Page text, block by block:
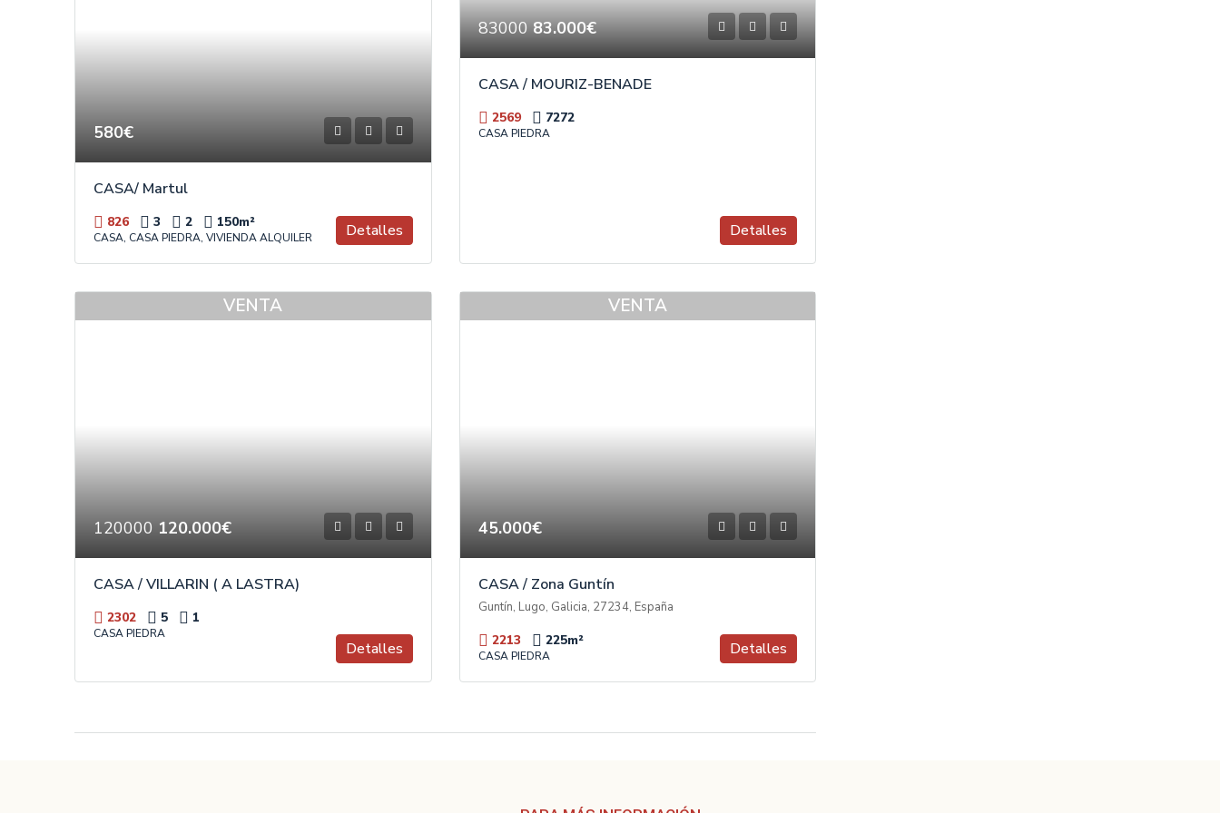
580€
CASA/ Martul
826 3 2 150m²
CASA, CASA PIEDRA, VIVIENDA ALQUILER Detalles
8300083.000€
CASA / MOURIZ-BENADE
2569 7272
CASA PIEDRA
Detalles
VENTA
120000 120.000€
CASA / VILLARIN ( A LASTRA)
2302 5 1
CASA PIEDRA
Detalles
VENTA
45.000€
CASA / Zona Guntín
Guntín, Lugo, Galicia, 27234, España
2213 225m²
CASA PIEDRA Detalles